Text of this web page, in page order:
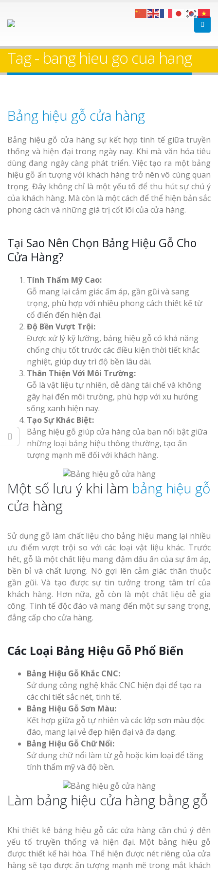
Tag - bang hieu go cua hang
Bảng hiệu gỗ cửa hàng
Bảng hiệu gỗ cửa hàng sự kết hợp tinh tế giữa truyền
thống và hiện đại trong ngày nay. Khi mà văn hóa tiêu
dùng đang ngày càng phát triển. Việc tạo ra một bảng
hiệu gỗ ấn tượng với khách hàng trở nên vô cùng quan
trọng. Đây không chỉ là một yếu tố để thu hút sự chú ý
của khách hàng. Mà còn là một cách để thể hiện bản sắc
phong cách và những giá trị cốt lõi của cửa hàng.
Tại Sao Nên Chọn Bảng Hiệu Gỗ Cho
Cửa Hàng?
Tính Thẩm Mỹ Cao:
Gỗ mang lại cảm giác ấm áp, gần gũi và sang
trọng, phù hợp với nhiều phong cách thiết kế từ
cổ điển đến hiện đại.
Độ Bền Vượt Trội:
Được xử lý kỹ lưỡng, bảng hiệu gỗ có khả năng
chống chịu tốt trước các điều kiện thời tiết khắc
nghiệt, giúp duy trì độ bền lâu dài.
Thân Thiện Với Môi Trường:
Gỗ là vật liệu tự nhiên, dễ dàng tái chế và không
gây hại đến môi trường, phù hợp với xu hướng
sống xanh hiện nay.
Tạo Sự Khác Biệt:
Bảng hiệu gỗ giúp cửa hàng của bạn nổi bật giữa
những loại bảng hiệu thông thường, tạo ấn
tượng mạnh mẽ đối với khách hàng.
Một số lưu ý khi làm bảng hiệu gỗ
cửa hàng
Sử dụng gỗ làm chất liệu cho bảng hiệu mang lại nhiều
ưu điểm vượt trội so với các loại vật liệu khác. Trước
hết, gỗ là một chất liệu mang đậm dấu ấn của sự ấm áp,
bền bỉ và chất lượng. Nó gợi lên cảm giác thân thuộc
gần gũi. Và tạo được sự tin tưởng trong tâm trí của
khách hàng. Hơn nữa, gỗ còn là một chất liệu dễ gia
công. Tinh tế độc đáo và mang đến một sự sang trọng,
đẳng cấp cho cửa hàng.
Các Loại Bảng Hiệu Gỗ Phổ Biến
Bảng Hiệu Gỗ Khắc CNC:
Sử dụng công nghệ khắc CNC hiện đại để tạo ra
các chi tiết sắc nét, tinh tế.
Bảng Hiệu Gỗ Sơn Màu:
Kết hợp giữa gỗ tự nhiên và các lớp sơn màu độc
đáo, mang lại vẻ đẹp hiện đại và đa dạng.
Bảng Hiệu Gỗ Chữ Nổi:
Sử dụng chữ nổi làm từ gỗ hoặc kim loại để tăng
tính thẩm mỹ và độ bền.
Làm bảng hiệu cửa hàng bằng gỗ
Khi thiết kế bảng hiệu gỗ các cửa hàng cần chú ý đến
yếu tố truyền thống và hiện đại. Một bảng hiệu gỗ
được thiết kế hài hòa. Thể hiện được nét riêng của cửa
hàng sẽ tạo được ấn tượng mạnh mẽ trong mắt khách